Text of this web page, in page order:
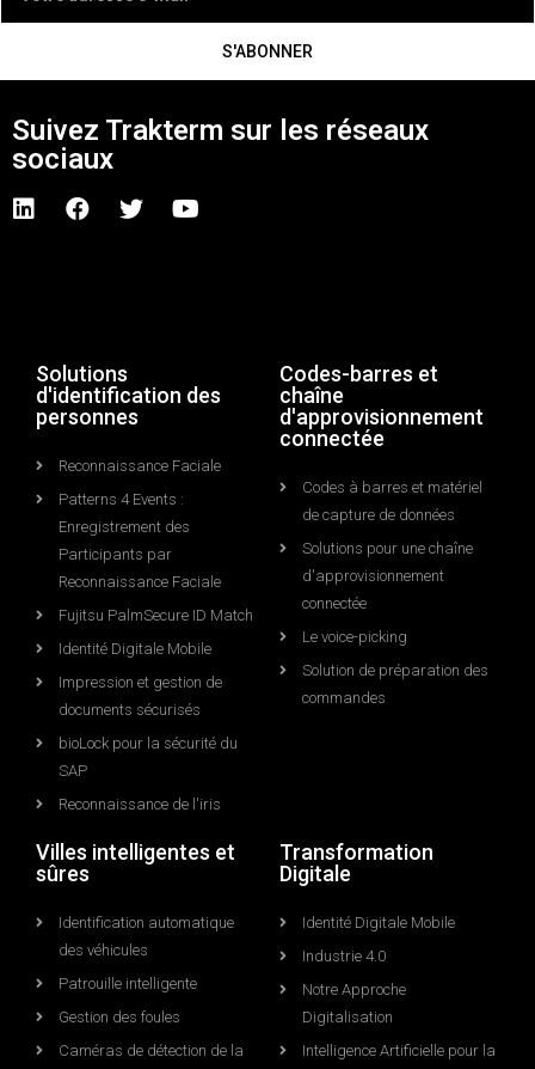
S'ABONNER
Suivez Trakterm sur les réseaux
sociaux
Solutions
d'identification des
personnes
Reconnaissance Faciale
Patterns 4 Events :
Enregistrement des
Participants par
Reconnaissance Faciale
Fujitsu PalmSecure ID Match
Identité Digitale Mobile
Impression et gestion de
documents sécurisés
bioLock pour la sécurité du
SAP
Reconnaissance de l'iris
Codes-barres et
chaîne
d'approvisionnement
connectée
Codes à barres et matériel
de capture de données
Solutions pour une chaîne
d'approvisionnement
connectée
Le voice-picking
Solution de préparation des
commandes
Villes intelligentes et
sûres
Identification automatique
des véhicules
Patrouille intelligente
Gestion des foules
Caméras de détection de la
Transformation
Digitale
Identité Digitale Mobile
Industrie 4.0
Notre Approche
Digitalisation
Intelligence Artificielle pour la